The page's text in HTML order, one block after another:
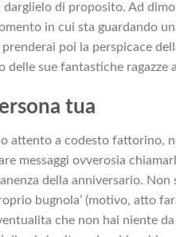
di proposito. Ad
in cui sta guardando
poi la perspicace
delle sue fantastiche ragazze
tua
attento a codesto fattorino,
messaggi ovverosia
della anniversario.
bugnola’ (motivo, atto
che non hai niente